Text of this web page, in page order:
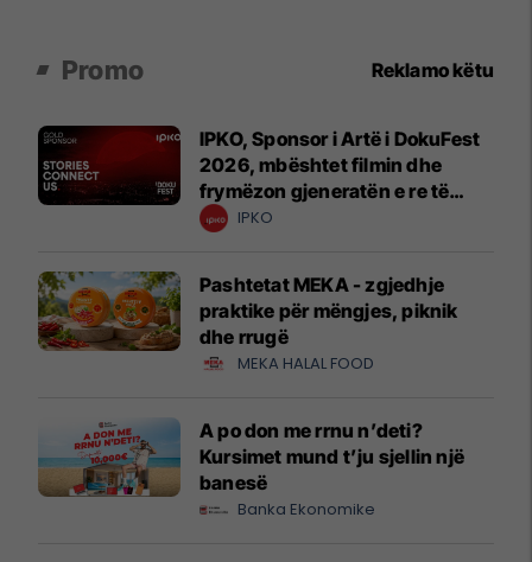
Promo Reklamo këtu
IPKO, Sponsor i Artë i DokuFest
2026, mbështet filmin dhe
frymëzon gjeneratën e re të
krijuesve
IPKO
Pashtetat MEKA - zgjedhje
praktike për mëngjes, piknik
dhe rrugë
MEKA HALAL FOOD
A po don me rrnu n’deti?
Kursimet mund t’ju sjellin një
banesë
Banka Ekonomike